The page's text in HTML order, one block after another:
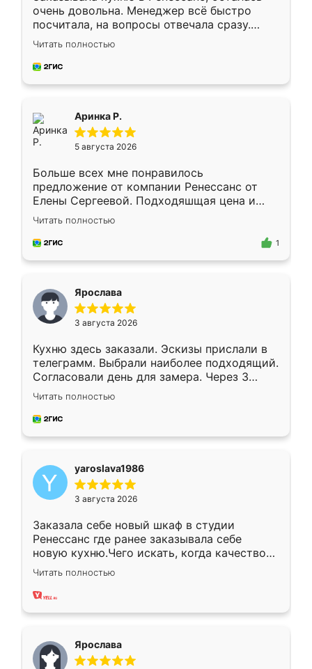
очень довольна. Менеджер всё быстро
посчитала, на вопросы отвечала сразу.
Замерщик приехал в субботу, подошёл к
делу со всей ответственностью. Собрали
за день, ребята работали аккуратно, даже
Читать полностью
Аринка Р.
5 августа 2026
Больше всех мне понравилось
предложение от компании Ренессанс от
Елены Сергеевой. Подходяшщая цена и
короткие сроки изготовления. Приехавший
для замера сотрудник Владислав
предложил по моему эскизу самый
Читать полностью
1
Ярослава
3 августа 2026
Кухню здесь заказали. Эскизы прислали в
телеграмм. Выбрали наиболее подходящий.
Согласовали день для замера. Через 3
недели кухня была уже готова. Остались
довольны работой. Спасибо Ренессанс
мебель за качественную работу!
Читать полностью
yaroslava1986
3 августа 2026
Заказала себе новый шкаф в студии
Ренессанс где ранее заказывала себе
новую кухню.Чего искать, когда качеством
вполне довольна. Служит кухня уже почти
два года, нареканий нет.
Читать полностью
Ярослава